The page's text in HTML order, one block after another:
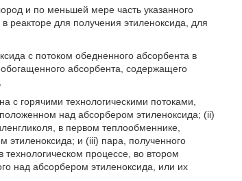
и по меньшей мере часть указанного
реакторе для получения этиленоксида, для
с потоком обедненного абсорбента в
обогащенного абсорбента, содержащего
с горячими технологическими потоками,
над абсорбером этиленоксида; (ii)
в первом теплообменнике,
этиленоксида; и (iii) пара, полученного
процессе, во втором
над абсорбером этиленоксида, или их